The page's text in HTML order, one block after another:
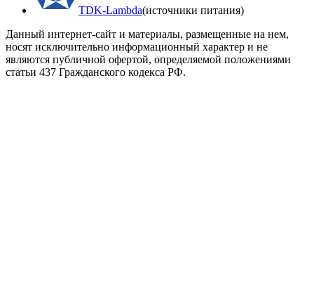
TDK-Lambda(источники питания)
Данный интернет-сайт и материалы, размещенные на нем,
носят исключительно информационный характер и не
являются публичной офертой, определяемой положениями
статьи 437 Гражданского кодекса РФ.